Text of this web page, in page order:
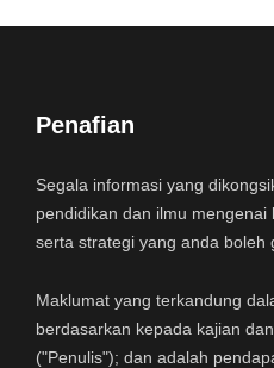
Penafian
Segala informasi yang
pendidikan dan ilmu
serta strategi yang anda boleh
Maklumat yang terkandung
berdasarkan kepada kajian
("Penulis"); dan adalah